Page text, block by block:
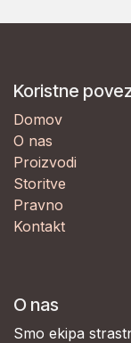
Koristne
Domov
O nas
Proizvodi
Storitve
Pravno
Kontakt
O nas
Smo ekipa